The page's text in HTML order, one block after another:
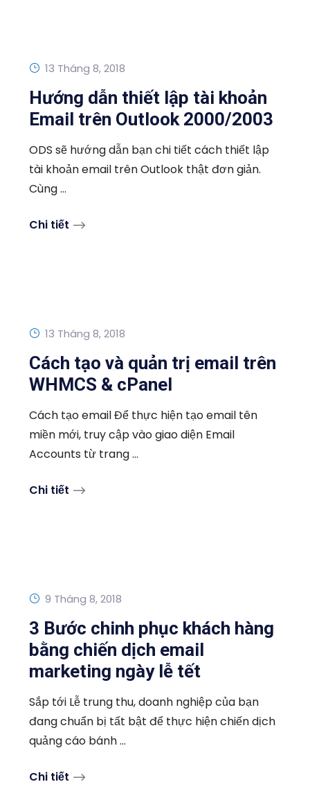
13 Tháng 8, 2018
Hướng dẫn thiết lập tài khoản
Email trên Outlook 2000/2003
ODS sẽ hướng dẫn bạn chi tiết cách thiết lập
tài khoản email trên Outlook thật đơn giản.
Cùng ...
Chi tiết
13 Tháng 8, 2018
Cách tạo và quản trị email trên
WHMCS & cPanel
Cách tạo email Để thực hiện tạo email tên
miền mới, truy cập vào giao diện Email
Accounts từ trang ...
Chi tiết
9 Tháng 8, 2018
3 Bước chinh phục khách hàng
bằng chiến dịch email
marketing ngày lễ tết
Sắp tới Lễ trung thu, doanh nghiệp của bạn
đang chuẩn bị tất bật để thực hiện chiến dịch
quảng cáo bánh ...
Chi tiết